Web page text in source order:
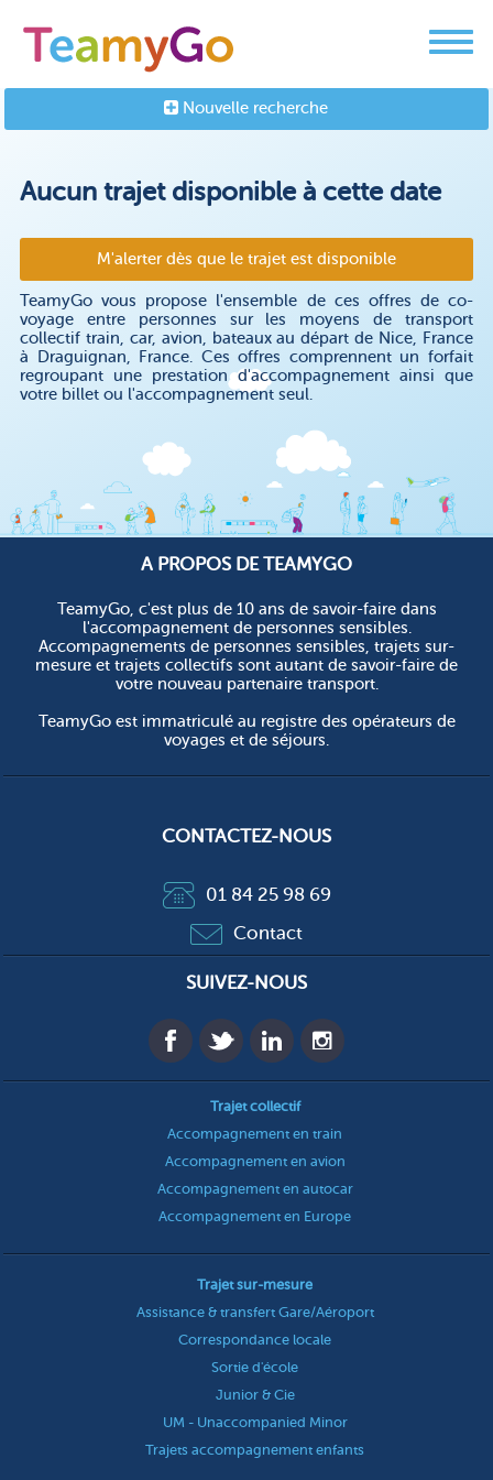
Nouvelle recherche
Aucun trajet disponible à cette date
M'alerter dès que le trajet est disponible
TeamyGo vous propose l'ensemble de ces offres de co-
voyage entre personnes sur les moyens de transport
collectif train, car, avion, bateaux au départ de Nice, France
à Draguignan, France. Ces offres comprennent un forfait
regroupant une prestation d'accompagnement ainsi que
votre billet ou l'accompagnement seul.
A PROPOS DE TEAMYGO
TeamyGo, c'est plus de 10 ans de savoir-faire dans
l'accompagnement de personnes sensibles.
Accompagnements de personnes sensibles, trajets sur-
mesure et trajets collectifs sont autant de savoir-faire de
votre nouveau partenaire transport.
TeamyGo est immatriculé au registre des opérateurs de
voyages et de séjours.
CONTACTEZ-NOUS
01 84 25 98 69
Contact
SUIVEZ-NOUS
Trajet collectif
Accompagnement en train
Accompagnement en avion
Accompagnement en autocar
Accompagnement en Europe
Trajet sur-mesure
Assistance & transfert Gare/Aéroport
Correspondance locale
Sortie d'école
Junior & Cie
UM - Unaccompanied Minor
Trajets accompagnement enfants